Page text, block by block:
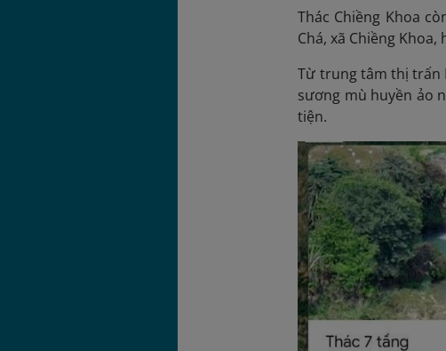
Thác Chiềng Khoa
Chá, xã Chiềng Khoa,
Từ trung tâm thị trấn
sương mù huyền ảo
tiện.